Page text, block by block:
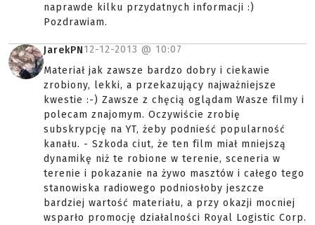
naprawde kilku przydatnych informacji :)
Pozdrawiam.
JarekPN12-12-2013 @ 10:07
Materiał jak zawsze bardzo dobry i ciekawie
zrobiony, lekki, a przekazujący najważniejsze
kwestie :-) Zawsze z chęcią oglądam Wasze filmy i
polecam znajomym. Oczywiście zrobię
subskrypcję na YT, żeby podnieść popularność
kanału. - Szkoda ciut, że ten film miał mniejszą
dynamikę niż te robione w terenie, sceneria w
terenie i pokazanie na żywo masztów i całego tego
stanowiska radiowego podniosłoby jeszcze
bardziej wartość materiału, a przy okazji mocniej
wsparło promocję działalności Royal Logistic Corp.